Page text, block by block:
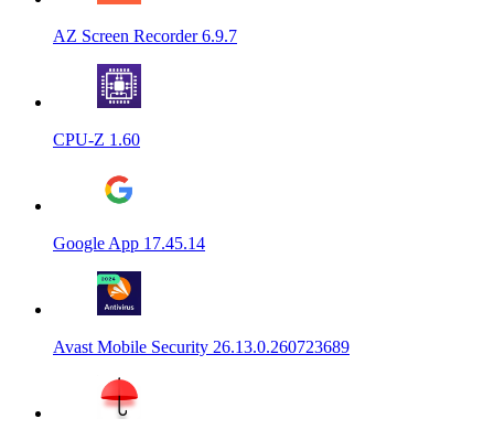
AZ Screen Recorder 6.9.7
CPU-Z 1.60
Google App 17.45.14
Avast Mobile Security 26.13.0.260723689